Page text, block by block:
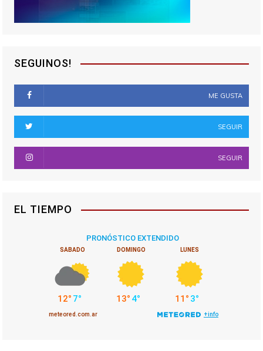
SEGUINOS!
ME GUSTA
SEGUIR
SEGUIR
EL TIEMPO